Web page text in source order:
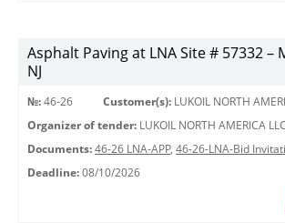
Asphalt Paving at LNA Site # 57332 –
NJ
№: 46-26 Customer(s): LUKOIL NORTH
Organizer of tender: LUKOIL NORTH AMERICA LLC
Documents: 46-26 LNA-APP, 46-26-LNA-Bid
Deadline: 08/10/2026